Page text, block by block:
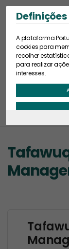
Início
Emirados
Mercados
A plataforma
cookies para
recolher
para realizar
interesses.